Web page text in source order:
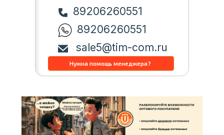
89206260551
89206260551
sale5@tim-com.ru